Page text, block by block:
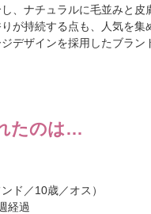
、ナチュラルに毛並みと
が持続する点も、人気を集
デザインを採用したブラ
たのは…
ド／10歳／オス）
経過